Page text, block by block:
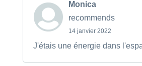
Monica
recommends
14 janvier 2022
J'étais une énergie dans